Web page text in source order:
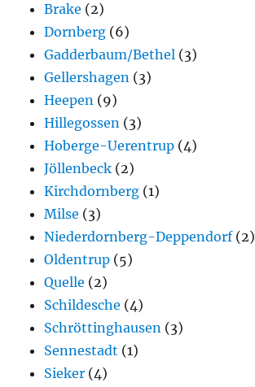
Brake (2)
Dornberg (6)
Gadderbaum/Bethel (3)
Gellershagen (3)
Heepen (9)
Hillegossen (3)
Hoberge-Uerentrup (4)
Jöllenbeck (2)
Kirchdornberg (1)
Milse (3)
Niederdornberg-Deppendorf(2)
Oldentrup (5)
Quelle (2)
Schildesche (4)
Schröttinghausen (3)
Sennestadt (1)
Sieker (4)